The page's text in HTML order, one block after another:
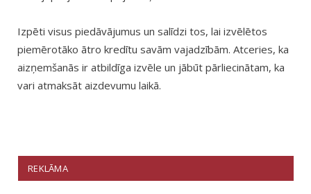
Izpēti visus piedāvājumus un salīdzi tos, lai izvēlētos
piemērotāko ātro kredītu savām vajadzībām. Atceries, ka
aizņemšanās ir atbildīga izvēle un jābūt pārliecinātam, ka
vari atmaksāt aizdevumu laikā.
REKLĀMA